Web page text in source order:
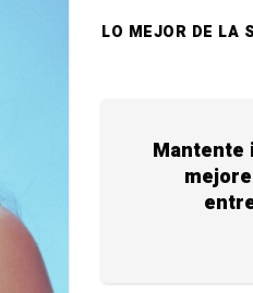
LO MEJOR DE LA
Mantente